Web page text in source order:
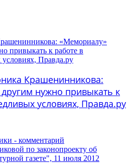
Крашенинникова:
нужно привыкать к
условиях, Правда.ру